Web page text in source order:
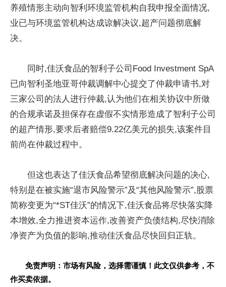
养殖情形主动向智利环境监管机构自我申报全面情况,
业已与环境监管机构达成谅解决议,超产问题彻底解
决。
同时,佳沃食品的智利子公司Food Investment SpA
已向智利圣地亚哥仲裁调解中心提交了仲裁申请书,对
三家公司的法人进行仲裁,认为他们在相关协议中所做
的合规承诺及担保存在虚假不实情形造成了智利子公司
的超产情形,要求后者赔偿9.22亿美元的损失,该案件目
前尚在仲裁过程中。
但这也表达了佳沃食品希望彻底解决问题的决心,
特别是在被实施“退市风险警示”及“其他风险警示”,股票
简称变更为“*ST佳沃”的情况下,佳沃食品将尽快落实降
本增效,全力推进资本运作,改善资产负债结构,尽快消除
净资产为负值的影响,推动佳沃食品尽快回归正轨。
免责声明：市场有风险，选择需谨慎！此文仅供参考，不
作买卖依据。